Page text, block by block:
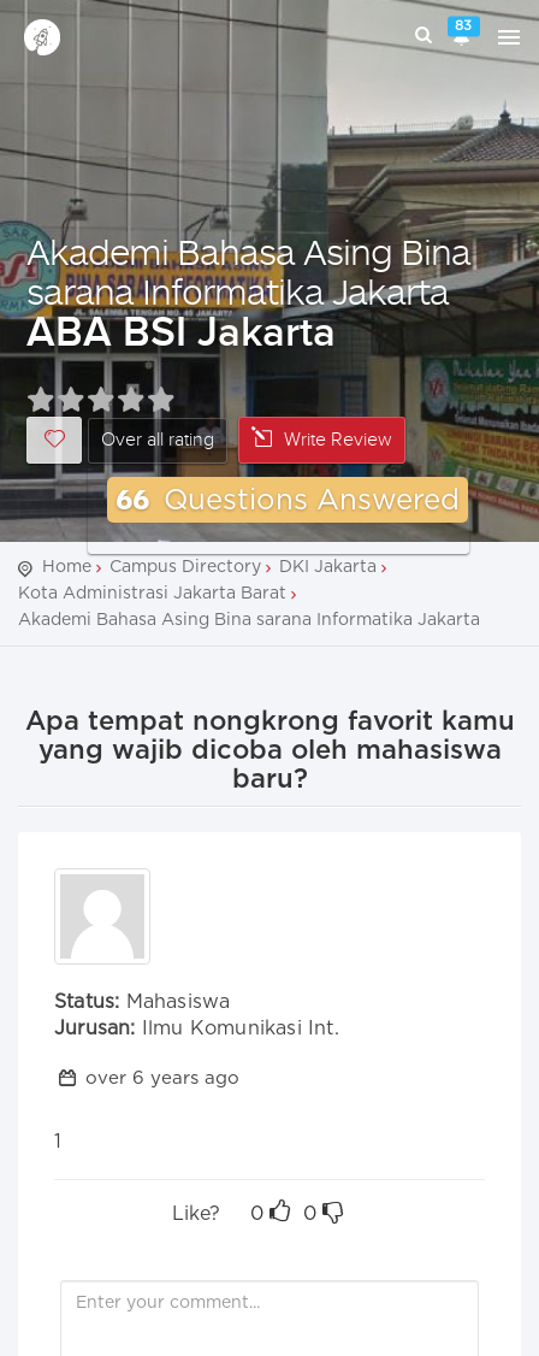
83
Akademi Bahasa Asing Bina
sarana Informatika Jakarta
ABA BSI Jakarta
Over all rating Write Review
66 Questions Answered
Home Campus Directory
DKI Jakarta
Kota Administrasi Jakarta Barat
Akademi Bahasa Asing Bina sarana Informatika Jakarta
Apa tempat nongkrong favorit kamu
yang wajib dicoba oleh mahasiswa
baru?
Status: Mahasiswa
Jurusan: Ilmu Komunikasi Int.
over 6 years ago
1
Like? 0 0